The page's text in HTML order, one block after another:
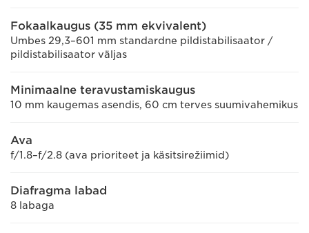
Fokaalkaugus (35 mm ekvivalent)
Umbes 29,3–601 mm standardne pildistabilisaator /
pildistabilisaator väljas
Minimaalne teravustamiskaugus
10 mm kaugemas asendis, 60 cm terves suumivahemikus
Ava
f/1.8–f/2.8 (ava prioriteet ja käsitsirežiimid)
Diafragma labad
8 labaga